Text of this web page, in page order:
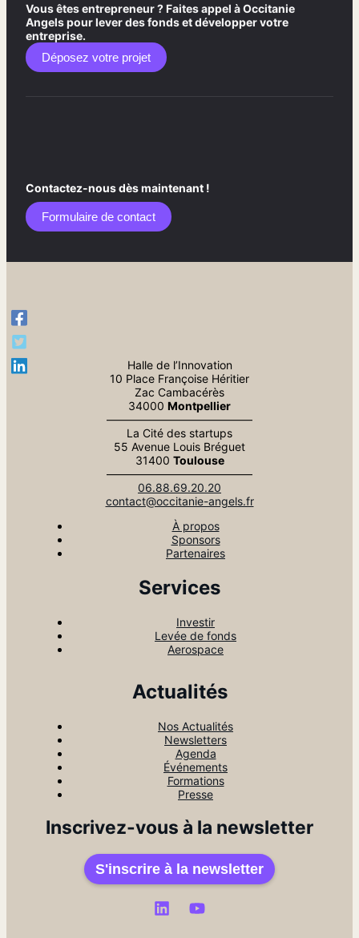
Vous êtes entrepreneur ? Faites appel à Occitanie
Angels pour lever des fonds et développer votre
entreprise.
Déposez votre projet
Contactez-nous dès maintenant !
Formulaire de contact​
Halle de l’Innovation
10 Place Françoise Héritier
Zac Cambacérès
34000 Montpellier
—————————————
La Cité des startups
55 Avenue Louis Bréguet
31400 Toulouse
—————————————
06.88.69.20.20
contact@occitanie-angels.fr
À propos
Sponsors
Partenaires
Services
Investir
Levée de fonds
Aerospace
Actualités
Nos Actualités
Newsletters
Agenda
Événements
Formations
Presse
Inscrivez-vous à la newsletter
S'inscrire à la newsletter